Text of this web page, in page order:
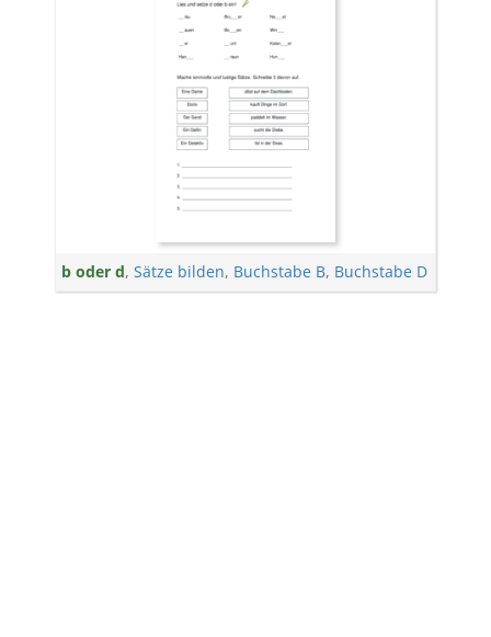
b oder d, Sätze bilden, Buchstabe B, Buchstabe D